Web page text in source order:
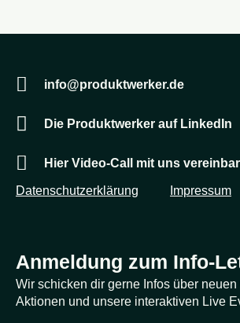
info@produktwerker.de
Die Produktwerker auf LinkedIn
Hier Video-Call mit uns
Datenschutzerklärung Impressum
Anmeldung zum Info-
Wir schicken dir gerne Infos über neuen
Aktionen und unsere interaktiven Live